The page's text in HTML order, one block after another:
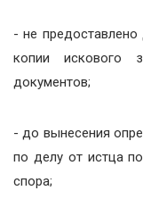
- не предоставлено
копии искового
документов;
- до вынесения
по делу от истца
спора;